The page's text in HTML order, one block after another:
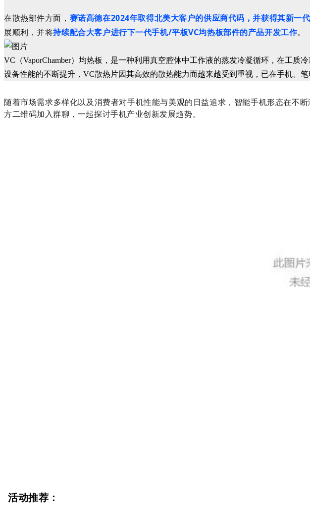
在散热部件方面， 赛诺高德在2024年取得北美大客户的供应商代码，并获得其新一
展顺利，并将持续配合大客户进行下一代手机/平板VC均热板部件的产品开发工作。
VC（VaporChamber）均热板，是一种利用真空腔体中工作液的蒸发冷凝循环，在工质
设备性能的不断提升 ， VC散热片因其高效的散热能力而越来越受到重视，已在手机、笔
随着市场需求多样化以及消费者对手机性能与美观的日益追求，智能手机形态在不
方二维码加入群聊，一起探讨手机产业创新发展趋势。
活动推荐：